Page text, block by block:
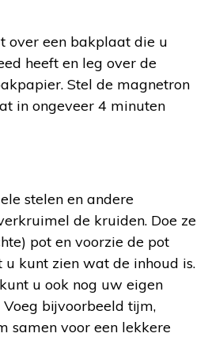
over een bakplaat die u
heeft en leg over de
Stel de magnetron
in ongeveer 4 minuten
stelen en andere
de kruiden. Doe ze
pot en voorzie de pot
u kunt zien wat de inhoud is.
u ook nog uw eigen
bijvoorbeeld tijm,
samen voor een lekkere